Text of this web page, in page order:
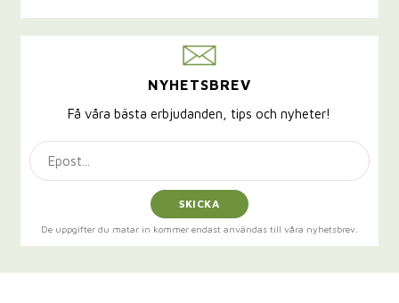
NYHETSBREV
Få våra bästa erbjudanden, tips och nyheter!
SKICKA
De uppgifter du matar in kommer endast användas till våra nyhetsbrev.